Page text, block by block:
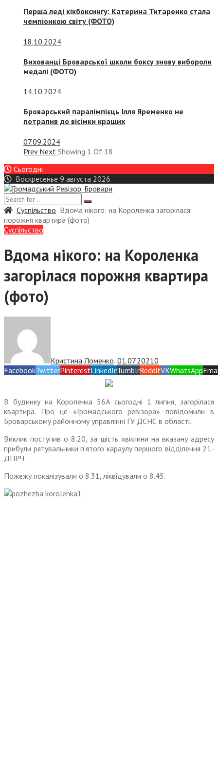
Перша леді кікбоксингу: Катерина Титаренко стала
чемпіонкою світу (ФОТО)
18.10.2024
Вихованці Броварської школи боксу знову вибороли
медалі (ФОТО)
14.10.2024
Броварський паралімпієць Ілля Яременко не
потрапив до вісімки кращих
07.09.2024
Prev Next Showing 1 Of 18
Сьогодні
Воскресенье 9 августа 2026
Суспiльство Вдома нікого: на Короленка загорілася
порожня квартира (фото)
Суспiльство
Вдома нікого: на Короленка
загорілася порожня квартира
(фото)
Кристина Ломенко —01.07.20210
FacebookTwitterPinterestLinkedInTumblrRedditVKWhatsApp
В будинку на Короленка 56А сьогодні 1 липня, загорілася
квартира. Про це «Громадського ревізора» повідомили в
Броварському районному управлінні ГУ ДСНС в області.
Виклик поступив о 8.20, за шість хвилини на вказану адресу
прибули рятувальники п’ятого караулу першого відділення 21-
ДПРЧ.
Пожежу локалізували о 8.31, ліквідували о 8.45.